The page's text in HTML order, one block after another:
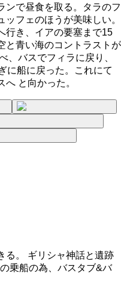
ンで昼食を取る。タラのフ
フェのほうが美味しい。
行き、イアの要塞まで15
と青い海のコントラストが
、バスでフィラに戻り、
に船に戻った。これにて
と向かった。
る。 ギリシャ神話と遺跡
乗船の為、バスタブ&バ